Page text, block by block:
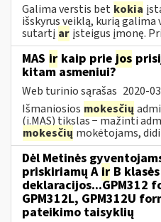
Galima verstis bet kokia
išskyrus veiklą, kurią
sutartį ar įsteigus įmonę.
MAS ir kaip prie jos
kitam asmeniui?
Web turinio sąrašas 2020-
Išmaniosios mokesčių
(i.MAS) tikslas − mažinti
mokesčių mokėtojams,
Dėl Metinės
priskiriamų A ir B
deklaracijos...GPM312
GPM312L, GPM312U
pateikimo taisyklių